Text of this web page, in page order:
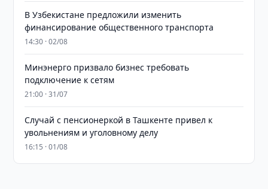
В Узбекистане предложили изменить
финансирование общественного транспорта
14:30 · 02/08
Минэнерго призвало бизнес требовать
подключение к сетям
21:00 · 31/07
Случай с пенсионеркой в Ташкенте привел к
увольнениям и уголовному делу
16:15 · 01/08